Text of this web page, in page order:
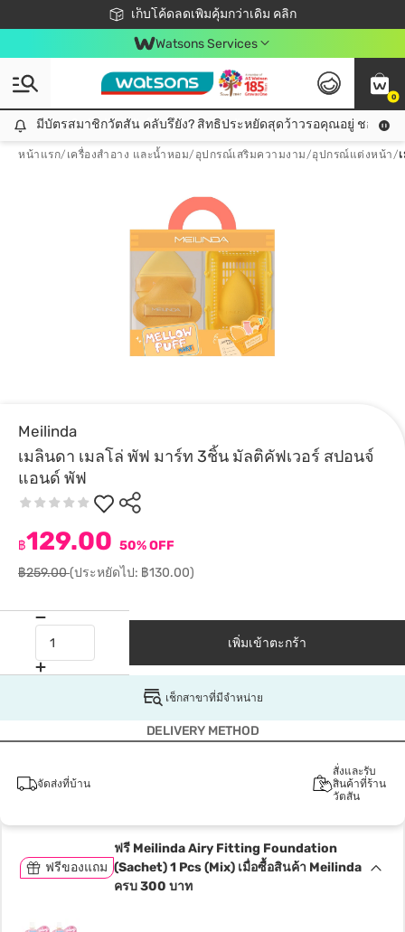
เก็บโค้ดลดเพิ่มคุ้มกว่าเดิม คลิก
ชอปออนไลน์ครั้งแรก ลดเพิ่มจุก ๆ 10%! 🎉
📦ส่งฟรี! เมื่อชอป 499฿
สมาชิกวัตสัน คลับดียังไง?
Watsons Services
0
มีบัตรสมาชิกวัตสัน คลับรึยัง? สิทธิประหยัดสุดว้าวรอคุณอยู่ ชอปคุ้มกว่าเดิม คลิก!
มีบัตรสมาชิกวัตสัน คลับรึยัง? สิทธิประหยัดสุดว้าวรอคุณอยู่ ชอปคุ้มก
หน้าแรก/ เครื่องสำอาง และน้ำหอม/ อุปกรณ์เสริมความงาม/อุปกรณ์แต่งหน้า/
Meilinda
เมลินดา เมลโล่ พัฟ มาร์ท 3ชิ้น มัลติคัฟเวอร์ สปอนจ์
แอนด์ พัฟ
฿129.00 50% OFF
฿259.00(ประหยัดไป: ฿130.00)
เพิ่มเข้าตะกร้า
เช็กสาขาที่มีจำหน่าย
DELIVERY METHOD
จัดส่งที่บ้าน
สั่งและรับ
สินค้าที่ร้าน
วัตสัน
ฟรีของแถม
ฟรี Meilinda Airy Fitting Foundation
(Sachet) 1 Pcs (Mix) เมื่อซื้อสินค้า Meilinda
ครบ 300 บาท